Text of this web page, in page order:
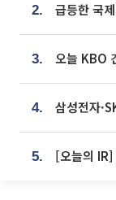
2. 급등한 국
3. 오늘 KBO
4. 삼성전자
5. [오늘의 IR]